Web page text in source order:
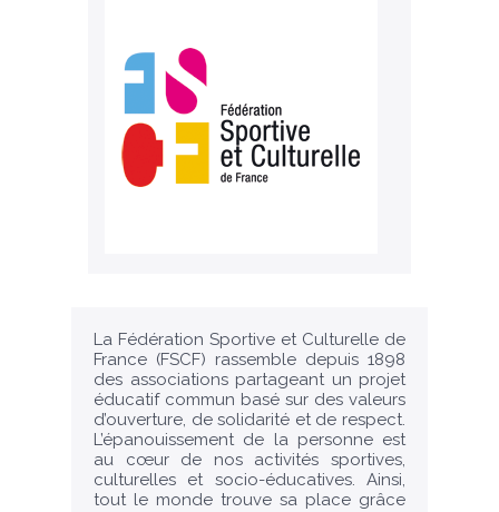
La Fédération Sportive et Culturelle de
France (FSCF) rassemble depuis 1898
des associations partageant un projet
éducatif commun basé sur des valeurs
d’ouverture, de solidarité et de respect.
L’épanouissement de la personne est
au cœur de nos activités sportives,
culturelles et socio-éducatives. Ainsi,
tout le monde trouve sa place grâce